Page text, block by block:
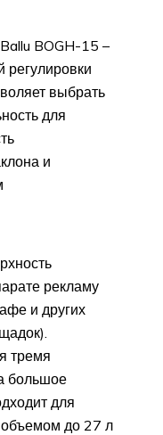
BOGH-15 –
регулировки
выбрать
для
и
рекламу
и других
тремя
большое
для
объемом до 27 л